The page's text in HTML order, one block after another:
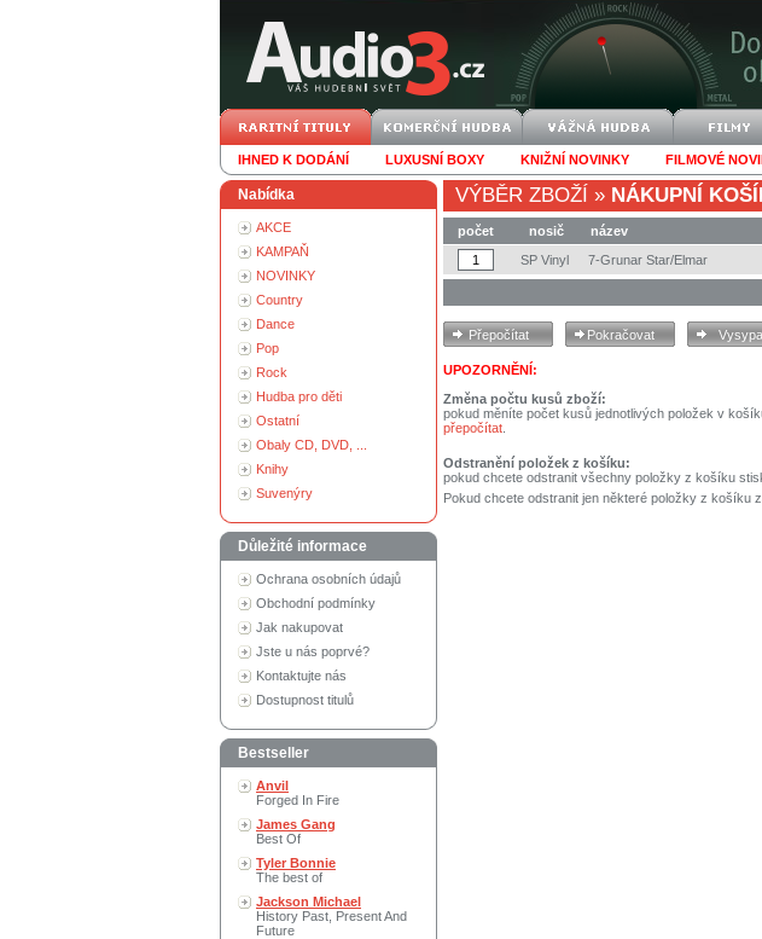
IHNED K DODÁNÍ LUXUSNÍ BOXY KNIŽNÍ NOVINKY FILMOVÉ
Nabídka
AKCE
KAMPAŇ
NOVINKY
Country
Dance
Pop
Rock
Hudba pro děti
Ostatní
Obaly CD, DVD, ...
Knihy
Suvenýry
Důležité informace
Ochrana osobních údajů
Obchodní podmínky
Jak nakupovat
Jste u nás poprvé?
Kontaktujte nás
Dostupnost titulů
Bestseller
Anvil
Forged In Fire
James Gang
Best Of
Tyler Bonnie
The best of
Jackson Michael
History Past, Present And
Future
VÝBĚR ZBOŽÍ » NÁKUPNÍ
počet nosič název
SP Vinyl
7-Grunar Star/Elmar
UPOZORNĚNÍ:
Změna počtu kusů zboží:
pokud měníte počet kusů jednotlivých položek v
přepočítat
Odstranění položek z košíku:
pokud chcete odstranit všechny položky z košíku
Pokud chcete odstranit jen některé položky z košíku